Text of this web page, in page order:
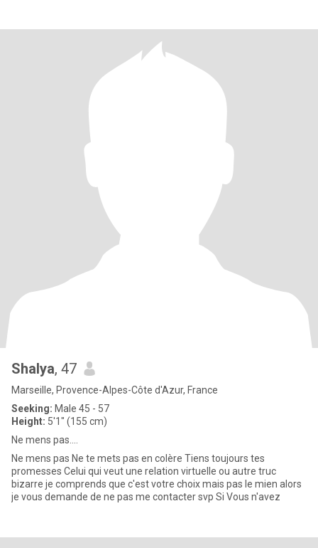
Shalya, 47
Marseille, Provence-Alpes-Côte d'Azur, France
Seeking: Male 45 - 57
Height: 5'1" (155 cm)
Ne mens pas....
Ne mens pas Ne te mets pas en colère Tiens toujours tes
promesses Celui qui veut une relation virtuelle ou autre truc
bizarre je comprends que c'est votre choix mais pas le mien alors
je vous demande de ne pas me contacter svp Si Vous n'avez